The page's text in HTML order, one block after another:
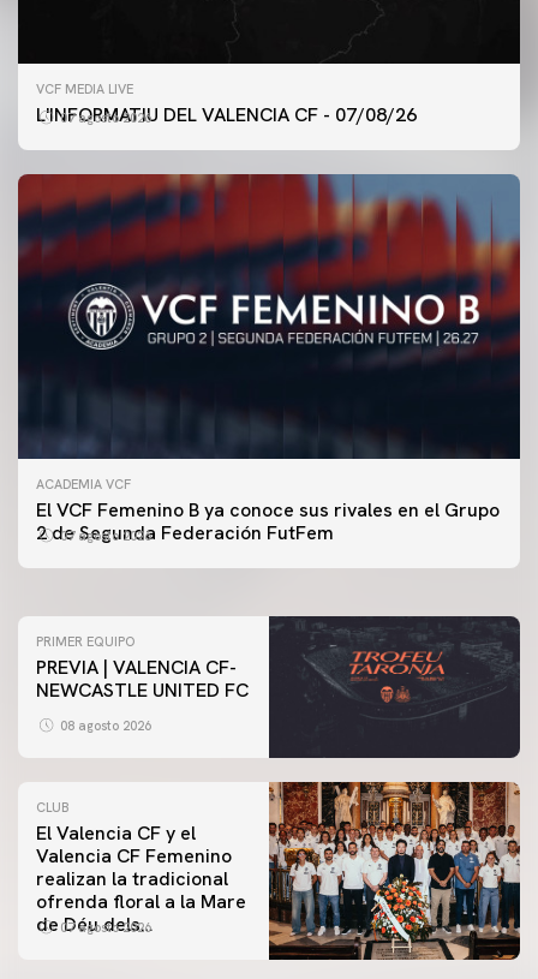
VCF MEDIA LIVE
L'INFORMATIU DEL VALENCIA CF - 07/08/26
07 agosto 2026
ACADEMIA VCF
El VCF Femenino B ya conoce sus rivales en el Grupo
2 de Segunda Federación FutFem
07 agosto 2026
PRIMER EQUIPO
ENTRENAMIENTO DEL VALENCIA CF 7/8/2026
PRIMER EQUIPO
PREVIA | VALENCIA CF-
NEWCASTLE UNITED FC
08 agosto 2026
CLUB
El Valencia CF y el
Valencia CF Femenino
realizan la tradicional
ofrenda floral a la Mare
de Déu dels
07 agosto 2026